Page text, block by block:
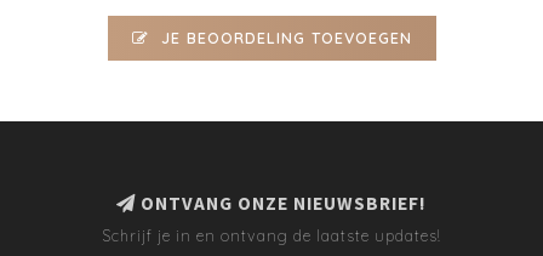
JE BEOORDELING TOEVOEGEN
ONTVANG ONZE NIEUWSBRIEF!
Schrijf je in en ontvang de laatste updates!